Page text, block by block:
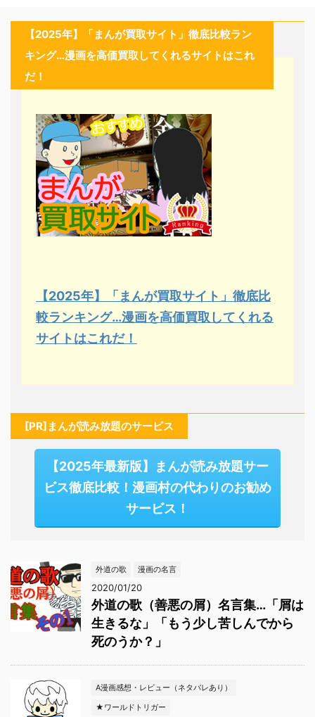
【2025年】「まんが買取サイト」徹底比較ラン
キング…漫画を高価買取してくれるサイトはこれ
だ！
【2025年】「まんが買取サイト」徹底比
較ランキング…漫画を高価買取してくれる
サイトはこれだ！
[PR]まんが読み放題のサービス
【2025年最新版】まんが読み放題サー
ビス徹底比較！漫画村の代わりのお勧め
サービス！
外道の歌 漫画の名言
2020/01/20
外道の歌（善悪の屑）名言集…「屑は
生きるな」「もう少し苦しんでから
死のうか？」
A漫画感想・レビュー（ネタバレあり）
★ワールドトリガー